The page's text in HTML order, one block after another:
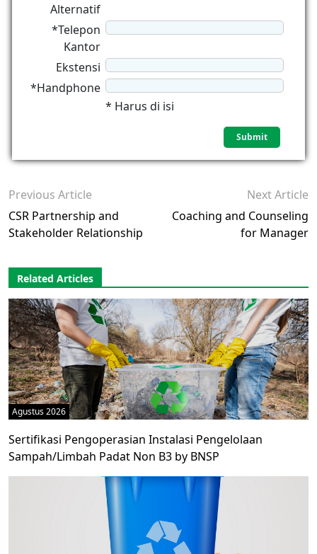
Alternatif
*Telepon
Kantor
Ekstensi
*Handphone
* Harus di isi
Previous Article
CSR Partnership and
Stakeholder Relationship
Next Article
Coaching and Counseling
for Manager
Related Articles
Agustus 2026
Sertifikasi Pengoperasian Instalasi Pengelolaan
Sampah/Limbah Padat Non B3 by BNSP